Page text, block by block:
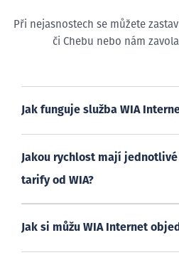
Při nejasnostech se můžete
či Chebu nebo nám
Jak funguje služba WIA
Jakou rychlost mají
tarify od WIA?
Jak si můžu WIA Internet